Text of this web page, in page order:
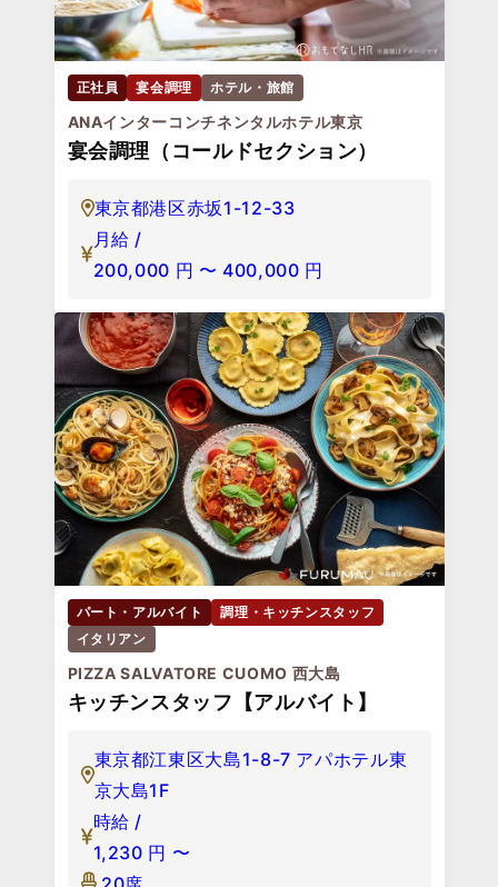
正社員 宴会調理 ホテル・旅館
ANAインターコンチネンタルホテル東京
宴会調理（コールドセクション）
東京都港区赤坂1-12-33
月給 /
200,000 円 〜 400,000 円
パート・アルバイト
調理・キッチンスタッフ
イタリアン
PIZZA SALVATORE CUOMO 西大島
キッチンスタッフ【アルバイト】
東京都江東区大島1-8-7 アパホテル東
京大島1F
時給 /
1,230 円 〜